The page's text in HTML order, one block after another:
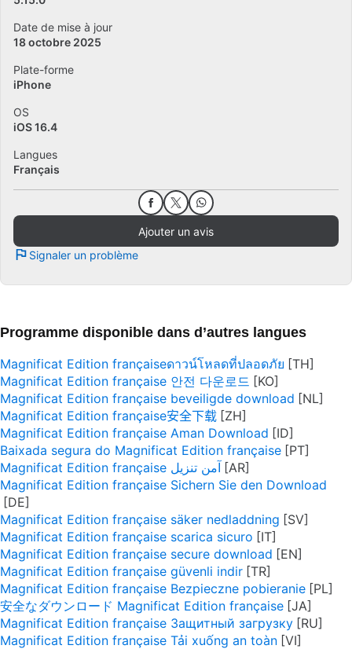
Date de mise à jour
18 octobre 2025
Plate-forme
iPhone
OS
iOS 16.4
Langues
Français
Ajouter un avis
Signaler un problème
Programme disponible dans d’autres langues
Magnificat Edition françaiseดาวน์โหลดที่ปลอดภัย
Magnificat Edition française 안전 다운로드
Magnificat Edition française beveiligde download
Magnificat Edition française安全下载
Magnificat Edition française Aman Download
Baixada segura do Magnificat Edition française
Magnificat Edition française آمن تنزيل
Magnificat Edition française Sichern Sie den Download
Magnificat Edition française säker nedladdning
Magnificat Edition française scarica sicuro
Magnificat Edition française secure download
Magnificat Edition française güvenli indir
Magnificat Edition française Bezpieczne pobieranie
安全なダウンロード Magnificat Edition française
Magnificat Edition française Защитный загрузку
Magnificat Edition française Tải xuống an toàn